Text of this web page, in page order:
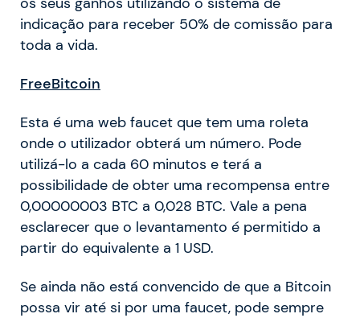
indicação para receber 50% de comissão para
toda a vida.
FreeBitcoin
Esta é uma web faucet que tem uma roleta
onde o utilizador obterá um número. Pode
utilizá-lo a cada 60 minutos e terá a
possibilidade de obter uma recompensa entre
0,00000003 BTC a 0,028 BTC. Vale a pena
esclarecer que o levantamento é permitido a
partir do equivalente a 1 USD.
Se ainda não está convencido de que a Bitcoin
possa vir até si por uma faucet, pode sempre